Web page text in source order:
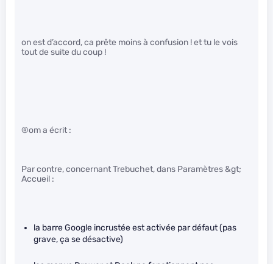
on est d’accord, ca prête moins à confusion ! et tu le vois
tout de suite du coup !
®om a écrit :
Par contre, concernant Trebuchet, dans Paramètres &gt;
Accueil :
la barre Google incrustée est activée par défaut (pas
grave, ça se désactive)